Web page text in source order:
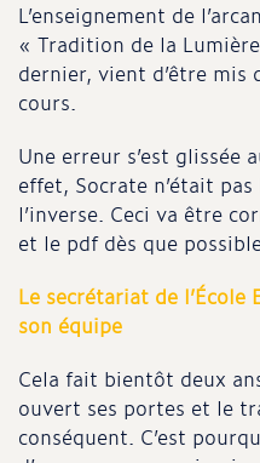
L’enseignement de
« Tradition de la
dernier, vient d’être mis
cours.
Une erreur s’est glissée
effet, Socrate n’était
l’inverse. Ceci va être
et le pdf dès que
Le secrétariat de l’École
son équipe
Cela fait bientôt deux
ouvert ses portes et le
conséquent. C’est